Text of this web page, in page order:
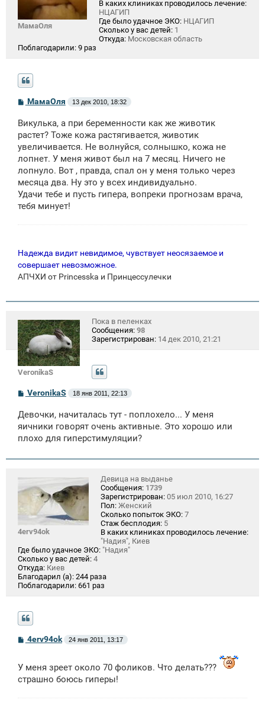
МамаОля
В каких клиниках проводилось лечение:
НЦАГИП
Где было удачное ЭКО: НЦАГИП
Сколько у вас детей: 1
Откуда: Московская область
Поблагодарили: 9 раз
С
б
щ
н
и
МамаОля 13 дек 2010, 18:32
Викулька, а при беременности как же животик
растет? Тоже кожа растягивается, животик
увеличивается. Не волнуйся, солнышко, кожа не
лопнет. У меня живот был на 7 месяц. Ничего не
лопнуло. Вот , правда, спал он у меня только через
месяца два. Ну это у всех индивидуально.
Удачи тебе и пусть гипера, вопреки прогнозам врача,
тебя минует!
Надежда видит невидимое, чувствует неосязаемое и
совершает невозможное.
АПЧХИ от Princesska и Принцессулечки
VeronikaS
Пока в пеленках
Сообщения: 98
Зарегистрирован: 14 дек 2010, 21:21
С
б
щ
н
е
VeronikaS 18 янв 2011, 22:13
Девочки, начиталась тут - поплохело... У меня
яичники говорят очень активные. Это хорошо или
плохо для гиперстимуляции?
4erv94ok
Девица на выданье
Сообщения: 1739
Зарегистрирован: 05 июл 2010, 16:27
Пол: Женский
Сколько попыток ЭКО: 7
Стаж бесплодия: 5
В каких клиниках проводилось лечение:
"Надия", Киев
Где было удачное ЭКО: "Надия"
Сколько у вас детей: 4
Откуда: Киев
Благодарил (а): 244 раза
Поблагодарили: 661 раз
С
щ
е
4erv94ok 24 янв 2011, 13:17
У меня зреет около 70 фоликов. Что делать???
страшно боюсь гиперы!